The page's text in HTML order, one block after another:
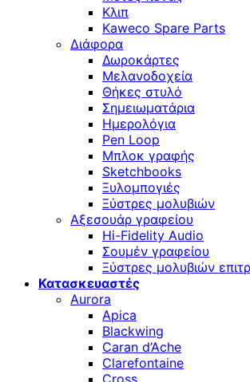
Κλιπ
Kaweco Spare Parts
Διάφορα
Δωροκάρτες
Μελανοδοχεία
Θήκες στυλό
Σημειωματάρια
Ημερολόγια
Pen Loop
Μπλοκ γραφής
Sketchbooks
Ξυλομπογιές
Ξύστρες μολυβιών
Αξεσουάρ γραφείου
Hi-Fidelity Audio
Σουμέν γραφείου
Ξύστρες μολυβιών
Κατασκευαστές
Aurora
Apica
Blackwing
Caran d’Ache
Clarefontaine
Cross